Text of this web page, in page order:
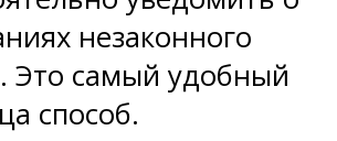
незаконного
Это самый удобный
способ.